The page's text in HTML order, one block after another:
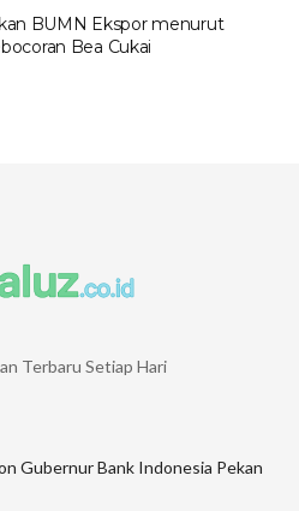
BUMN Ekspor menurut
Bea Cukai
Terbaru Setiap Hari
Gubernur Bank Indonesia Pekan